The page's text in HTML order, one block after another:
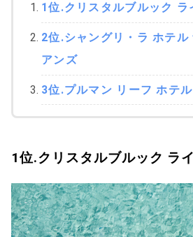
1位.クリスタルブルック ラ
2位.シャングリ・ラ ホテル
アンズ
3位.プルマン リーフ ホテ
1位.クリスタルブルック ラ